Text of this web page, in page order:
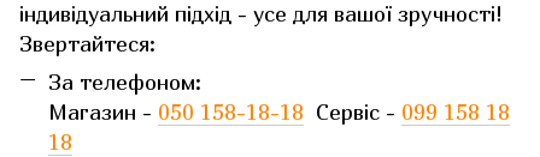
індивідуальний підхід - усе для вашої зручності!
Звертайтеся:
За телефоном:
Магазин - 050 158-18-18 Сервіс - 099 158 18
18